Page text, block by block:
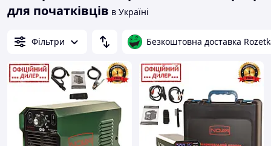
для початківців в Україні
Фільтри Безкоштовна доставка